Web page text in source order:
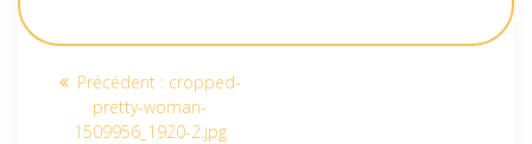
Navigation
Précédent : Article
précédent
:
cropped-
pretty-woman-
1509956_1920-2.jpg